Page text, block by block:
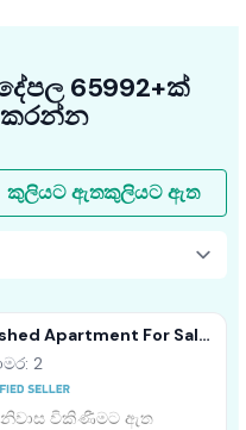
65992+ක්
කුලියට ඇතකුලියට ඇත
Apartment For Sale
32
විකිණීමට ඇත